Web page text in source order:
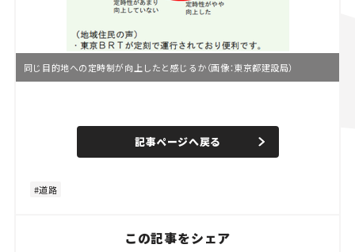
同じ目的地への定時制が向上したと感じるか（画像：東京都建設局）
n
e
d
%
記事ページへ戻る
道路
この記事をシェア